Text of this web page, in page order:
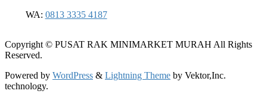
WA: 0813 3335 4187
Copyright © PUSAT RAK MINIMARKET MURAH All Rights
Reserved.
Powered by WordPress & Lightning Theme by Vektor,Inc.
technology.